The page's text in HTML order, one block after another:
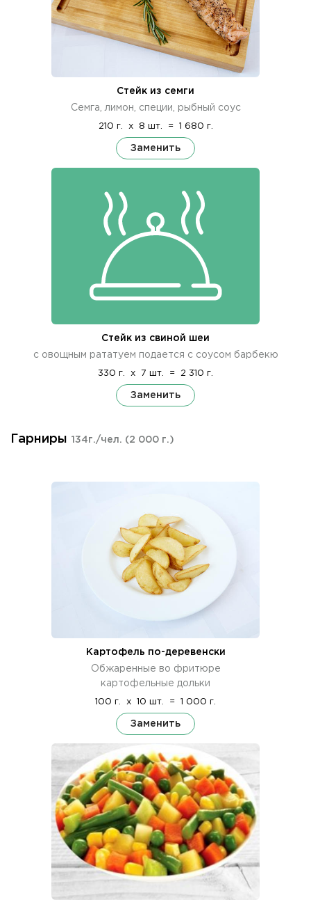
Стейк из семги
Семга, лимон, специи, рыбный соус
210 г. x 8 шт. = 1 680 г.
Заменить
Стейк из свиной шеи
с овощным рататуем подается с соусом барбекю
330 г. x 7 шт. = 2 310 г.
Заменить
Гарниры 134г./чел. (2 000 г.)
Картофель по-деревенски
Обжаренные во фритюре
картофельные дольки
100 г. x 10 шт. = 1 000 г.
Заменить